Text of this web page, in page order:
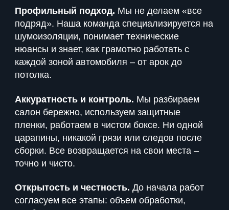
Профильный подход. Мы не делаем «все
подряд». Наша команда специализируется на
шумоизоляции, понимает технические
нюансы и знает, как грамотно работать с
каждой зоной автомобиля – от арок до
потолка.
Аккуратность и контроль. Мы разбираем
салон бережно, используем защитные
пленки, работаем в чистом боксе. Ни одной
царапины, никакой грязи или следов после
сборки. Все возвращается на свои места –
точно и чисто.
Открытость и честность. До начала работ
согласуем все этапы: объем обработки,